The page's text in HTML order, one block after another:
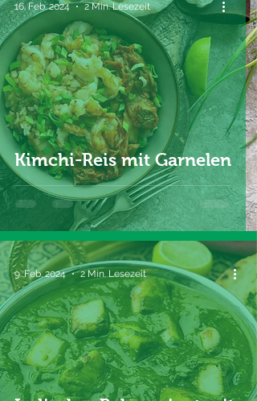
Kimchi-Reis mit Garnelen
16. Feb. 2024 2 Min. Lesezeit
9. Feb. 2024 2 Min. Lesezeit